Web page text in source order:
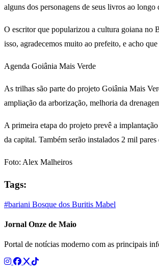
alguns dos personagens de seus livros ao
O escritor que popularizou a cultura goiana no
isso, agradecemos muito ao prefeito, e acho
Agenda Goiânia Mais Verde
As trilhas são parte do projeto Goiânia Mais
ampliação da arborização, melhoria da
A primeira etapa do projeto prevê a
da capital. Também serão instalados 2 mil
Foto: Alex Malheiros
Tags:
#bariani Bosque dos Buritis Mabel
Jornal Onze de Maio
Portal de notícias moderno com as principais